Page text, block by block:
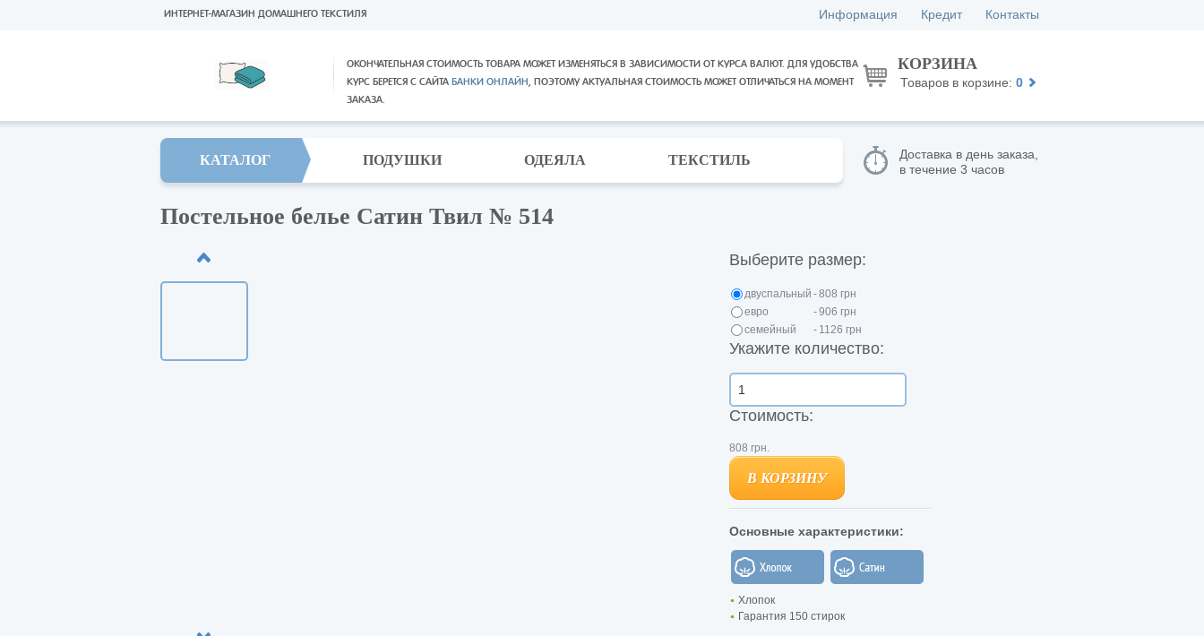
ОКОНЧАТЕЛЬНАЯ СТОИМОСТЬ ТОВАРА МОЖЕТ ИЗМЕНЯТЬСЯ В ЗАВИСИМОСТИ ОТ КУРСА ВАЛЮТ. ДЛЯ УДОБСТВА
КУРС БЕРЕТСЯ С САЙТА БАНКИ ОНЛАЙН, ПОЭТОМУ АКТУАЛЬНАЯ СТОИМОСТЬ МОЖЕТ ОТЛИЧАТЬСЯ НА МОМЕНТ
ЗАКАЗА.
ИНТЕРНЕТ-МАГАЗИН ДОМАШНЕГО ТЕКСТИЛЯ Информация Кредит Контакты
КОРЗИНА
Товаров в корзине: 0
КАТАЛОГ ПОДУШКИ ОДЕЯЛА ТЕКСТИЛЬ
Доставка в день заказа,
в течение 3 часов
Постельное белье Сатин Твил № 514
Выберите размер:
двуспальный -808 грн
евро
-906 грн
семейный
- 1126 грн
Укажите количество:
Стоимость:
808 грн.
В КОРЗИНУ
Основные характеристики:
Хлопок
Гарантия 150 стирок